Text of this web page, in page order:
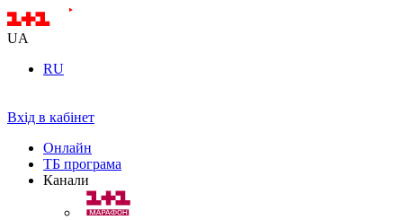
UA
RU
Вхід в кабінет
Онлайн
ТБ програма
Канали